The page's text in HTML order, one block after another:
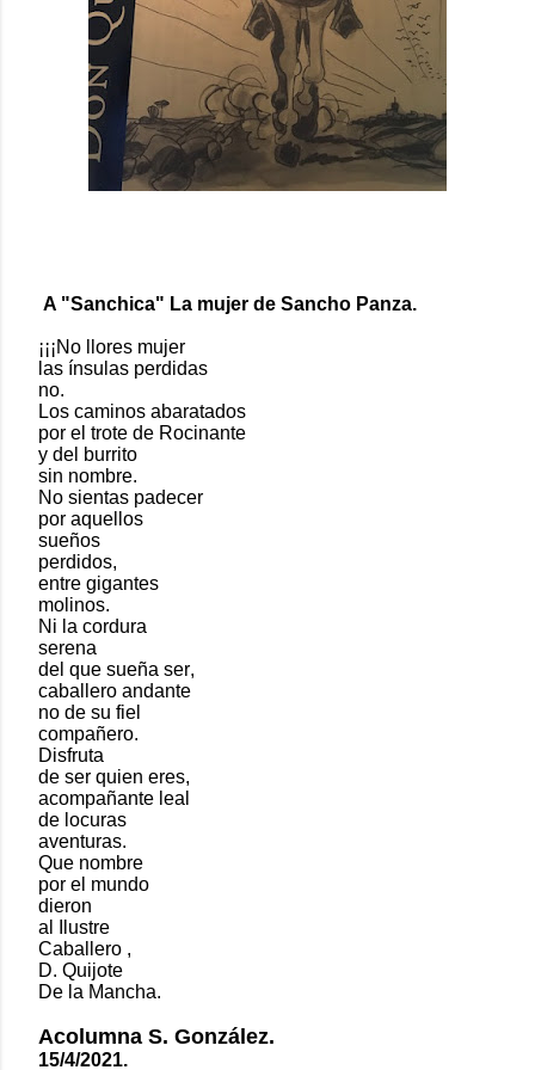
A "Sanchica" La mujer de Sancho Panza.
¡¡¡No llores mujer
las ínsulas perdidas
no.
Los caminos abaratados
por el trote de Rocinante
y del burrito
sin nombre.
No sientas padecer
por aquellos
sueños
perdidos,
entre gigantes
molinos.
Ni la cordura
serena
del que sueña ser,
caballero andante
no de su fiel
compañero.
Disfruta
de ser quien eres,
acompañante leal
de locuras
aventuras.
Que nombre
por el mundo
dieron
al Ilustre
Caballero ,
D. Quijote
De la Mancha.
Acolumna S. González.
15/4/2021.